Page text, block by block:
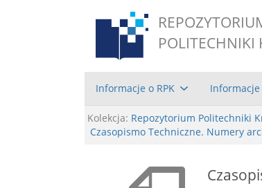
POLITECHNIKI
Informacje o RPK
Kolekcja: Repozytorium Politechniki
Czasopismo Techniczne. Numery